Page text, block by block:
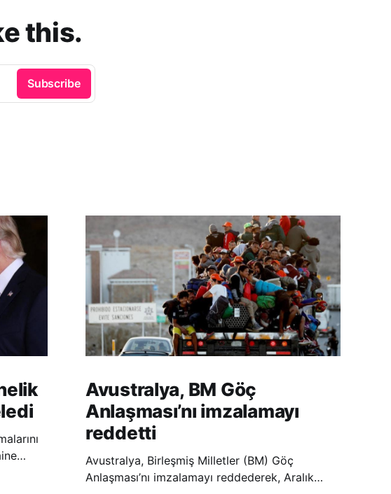
this.
Subscribe
Avustralya, BM Göç
Anlaşması’nı imzalamayı
reddetti
Avustralya, Birleşmiş Milletler (BM) Göç
Anlaşması’nı imzalamayı reddederek, Aralık